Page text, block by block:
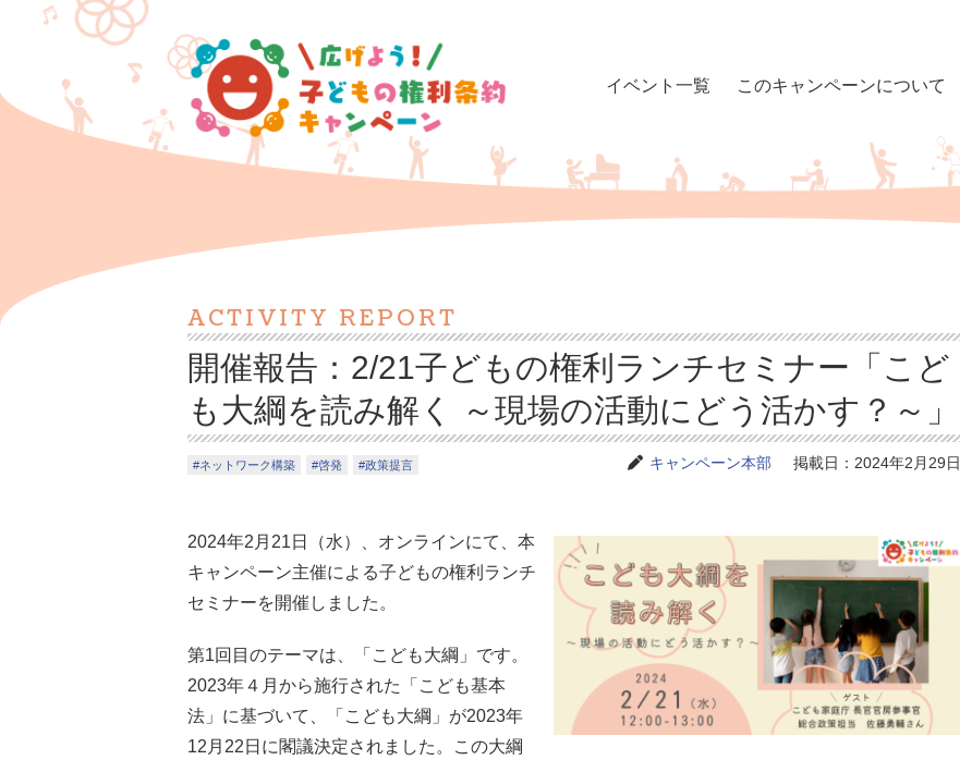
イベント一覧 このキャンペーンについて
ACTIVITY REPORT
開催報告：2/21子どもの権利ランチセミナー「こど
も大綱を読み解く ～現場の活動にどう活かす？～」
キャンペーン本部 掲載日：2024年2月29日
ネットワーク構築 啓発 政策提言
2024年2月21日（水）、オンラインにて、本
キャンペーン主催による子どもの権利ランチ
セミナーを開催しました。
第1回目のテーマは、「こども大綱」です。
2023年４月から施行された「こども基本
法」に基づいて、「こども大綱」が2023年
12月22日に閣議決定されました。この大綱